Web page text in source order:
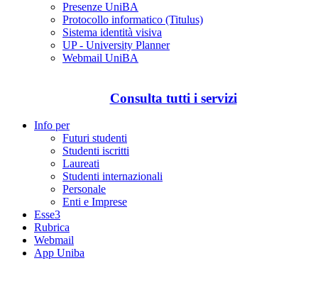
Presenze UniBA
Protocollo informatico (Titulus)
Sistema identità visiva
UP - University Planner
Webmail UniBA
Consulta tutti i servizi
Info per
Futuri studenti
Studenti iscritti
Laureati
Studenti internazionali
Personale
Enti e Imprese
Esse3
Rubrica
Webmail
App Uniba